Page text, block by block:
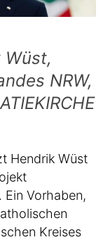
NRW,
Hendrik Wüst
Ein Vorhaben,
Kreises